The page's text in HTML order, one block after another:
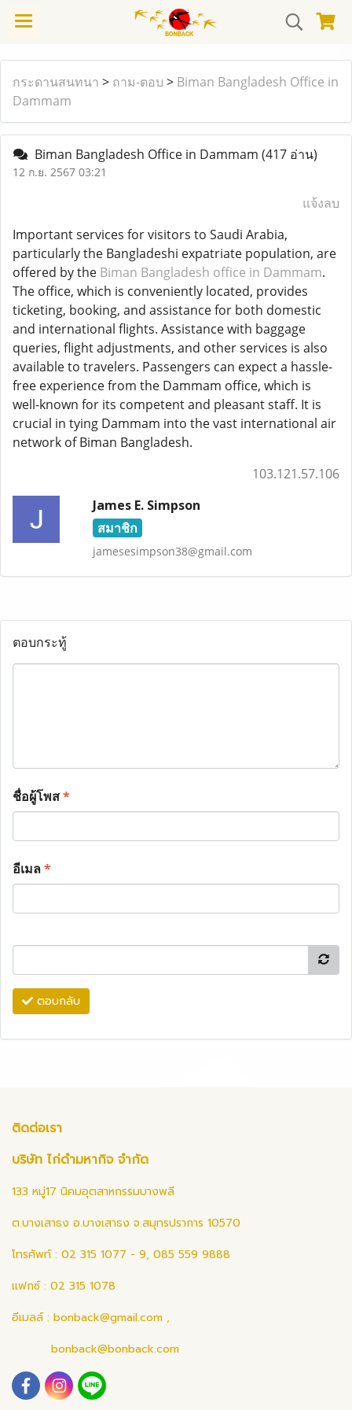
กระดานสนทนา > ถาม-ตอบ > Biman Bangladesh Office in
Dammam
Biman Bangladesh Office in Dammam (417 อ่าน)
12 ก.ย. 2567 03:21
แจ้งลบ
Important services for visitors to Saudi Arabia,
particularly the Bangladeshi expatriate population, are
offered by the Biman Bangladesh office in Dammam.
The office, which is conveniently located, provides
ticketing, booking, and assistance for both domestic
and international flights. Assistance with baggage
queries, flight adjustments, and other services is also
available to travelers. Passengers can expect a hassle-
free experience from the Dammam office, which is
well-known for its competent and pleasant staff. It is
crucial in tying Dammam into the vast international air
network of Biman Bangladesh.
103.121.57.106
James E. Simpson
สมาชิก
jamesesimpson38@gmail.com
ตอบกระทู้
ชื่อผู้โพส*
อีเมล*
ตอบกลับ
ติดต่อเรา
บริษัท ไก่ดำมหากิจ จำกัด
133 หมู่17 นิคมอุตสาหกรรมบางพลี
ต.บางเสาธง อ.บางเสาธง จ.สมุทรปราการ 10570
โทรศัพท์ : 02 315 1077 - 9, 085 559 9888
แฟกซ์ : 02 315 1078
อีเมลล์ : bonback@gmail.com ,
bonback@bonback.com